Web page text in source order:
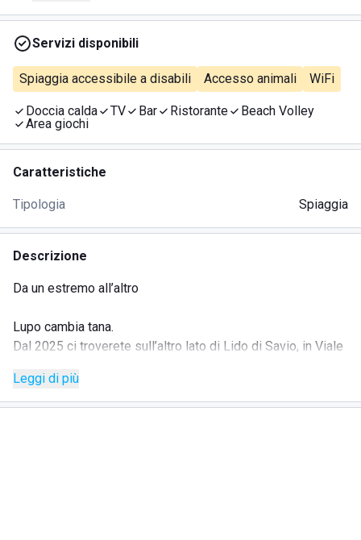
Servizi disponibili
Spiaggia accessibile a disabili Accesso animali WiFi
Doccia calda TV Bar Ristorante
Beach Volley
Area giochi
Caratteristiche
Tipologia Spiaggia
Descrizione
Da un estremo all’altro
Lupo cambia tana.
Dal 2025 ci troverete sull’altro lato di Lido di Savio, in Viale
La nostra formula non cambia:cucina di qualità legata alla
Leggi di più